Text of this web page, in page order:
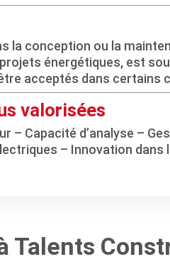
la conception ou la
énergétiques, est
acceptés dans certains
valorisées
– Capacité d’analyse –
– Innovation dans
Talents